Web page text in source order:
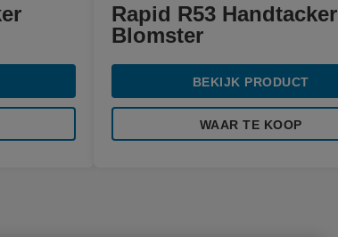
Rapid R53 Handtacker
Blomster
BEKIJK PRODUCT
WAAR TE KOOP